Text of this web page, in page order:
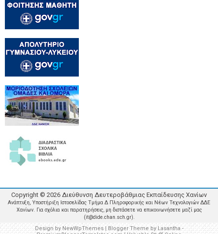
Copyright © 2026 Διεύθυνση Δευτεροβάθμιας Εκπαίδευσης Χανίων
Ανάπτυξη, Υποστήριξη Ιστοσελίδας Τμήμα Δ Πληροφορικής και Νέων Τεχνολογιών ΔΔΕ
Χανίων. Για σχόλια και παρατηρήσεις, μη διστάσετε να επικοινωνήσετε μαζί μας
(it@dide.chan.sch.gr).
Design byNewWpThemes| Blogger Theme byLasantha -